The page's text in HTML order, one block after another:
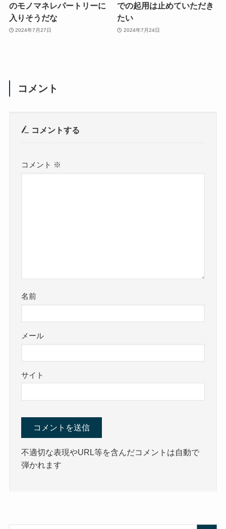
のモノマネレパートリーに
入りそうだな
2024年7月27日
での起用は止めていただき
たい
2024年7月24日
コメント
コメントする
コメント ※
名前
メール
サイト
不適切な表現やURL等を含んだコメントは自動で
弾かれます